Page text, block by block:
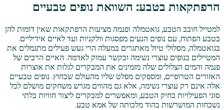
הרפתקאות בטבע: השוואת נופים טבעיים
למטייל חובב הטבע, גואטמלה ופנמה מציעות הרפתקאות שאין דומות להן
בטבע הפתוח, עם נופים הנעים מפסגות וולקניות ועד לאיים אידיליים.
בגואטמלה, מסלולי טיול מאתגרים במעלה הרי געש פעילים מתגמלים את
המטיילים בנופים עוצרי נשימה ובקשר עמוק לאדמה. האיים הרבים של
פנמה והמים הצלולים שלה מזמינים את המבקרים לגלות את אוצרות
האזורים הטרופיים, ומספקים מפלט שליו מהעולם שבחוץ. נופים טבעיים
אלה אינם רק עוצרי נשימה, אלא גם מהווים מגרש משחקים מושלם לכל
סוגי הפעילויות בחיק הטבע, ומאפשרים למבקרים ליצור חוויות בלתי
נשכחות המושרשות בהוד מלכותה של אמא טבע.